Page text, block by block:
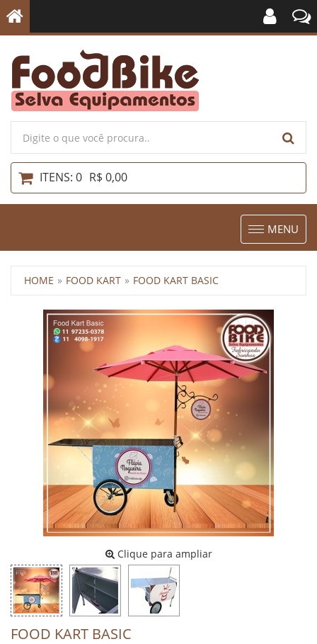
ITENS: 0 R$ 0,00
Toggle
navigation
MENU
HOME FOOD KART FOOD KART BASIC
Clique para ampliar
FOOD KART BASIC